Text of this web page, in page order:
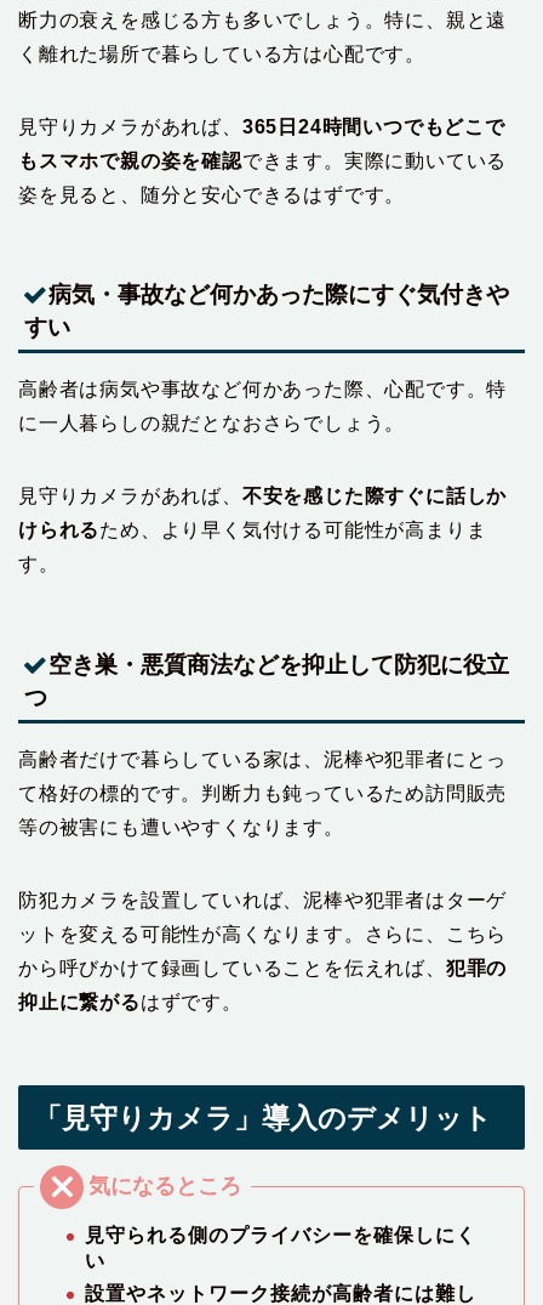
断力の衰えを感じる方も多いでしょう。特に、親と遠
く離れた場所で暮らしている方は心配です。
見守りカメラがあれば、 365日24時間いつでもどこで
もスマホで親の姿を確認できます。実際に動いている
姿を見ると、随分と安心できるはずです。
病気・事故など何かあった際にすぐ気付きや
すい
高齢者は病気や事故など何かあった際、心配です。特
に一人暮らしの親だとなおさらでしょう。
見守りカメラがあれば、 不安を感じた際すぐに話しか
けられるため、より早く気付ける可能性が高まりま
す。
空き巣・悪質商法などを抑止して防犯に役立
つ
高齢者だけで暮らしている家は、泥棒や犯罪者にとっ
て格好の標的です。判断力も鈍っているため訪問販売
等の被害にも遭いやすくなります。
防犯カメラを設置していれば、泥棒や犯罪者はターゲ
ットを変える可能性が高くなります。さらに、こちら
から呼びかけて録画していることを伝えれば、 犯罪の
抑止に繋がるはずです。
「見守りカメラ」導入のデメリット
見守られる側のプライバシーを確保しにく
い
設置やネットワーク接続が高齢者には難し